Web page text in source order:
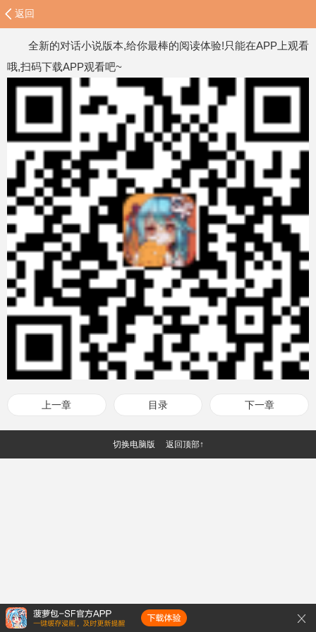
返回
全新的对话小说版本,给你最棒的阅读体验!只能在APP上观看
哦,扫码下载APP观看吧~
上一章 目录 下一章
切换电脑版 返回顶部↑